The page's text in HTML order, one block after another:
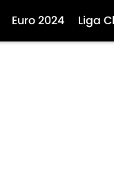
Euro 2024 Liga